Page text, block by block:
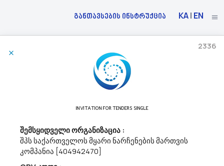
განთავსების ინსტრუქცია KA| EN
Სსიპ Საზოგადოებრივი Მაუწყებელი Აცხადებს Ბაზრის Კვლევას
16/05/2023
მართვის სისტემის სახელმწიფო შესყიდვასთან დაკავშირებით
ატარებს ფასთა კვლევას შემდგომში შესყიდვის ობიექტის
სავარაუდო, საორიენტაციო ღირებულების განსასაზღვრად.
შესყიდვის ობიექტის ტექნიკური დავ...
INVITATION FOR TENDERS SINGLE
შემსყიდველი ორგანიზაცია :
შპს საქართველოს მყარი ნარჩენების მართვის
კომპანია [404942470]
2336